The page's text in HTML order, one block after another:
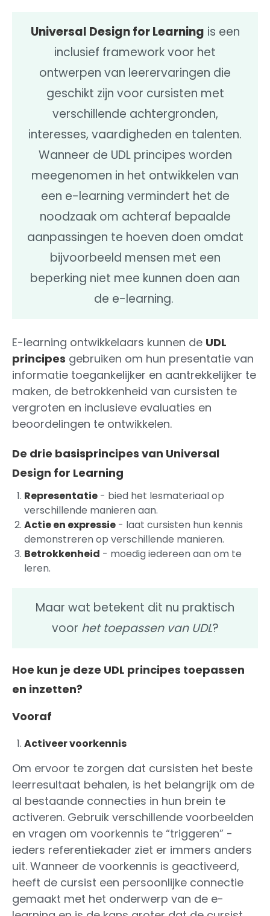
Universal Design for Learning is een
inclusief framework voor het
ontwerpen van leerervaringen die
geschikt zijn voor cursisten met
verschillende achtergronden,
interesses, vaardigheden en talenten.
Wanneer de UDL principes worden
meegenomen in het ontwikkelen van
een e-learning vermindert het de
noodzaak om achteraf bepaalde
aanpassingen te hoeven doen omdat
bijvoorbeeld mensen met een
beperking niet mee kunnen doen aan
de e-learning.
E-learning ontwikkelaars kunnen de UDL
principes gebruiken om hun presentatie van
informatie toegankelijker en aantrekkelijker te
maken, de betrokkenheid van cursisten te
vergroten en inclusieve evaluaties en
beoordelingen te ontwikkelen.
De drie basisprincipes van Universal
Design for Learning
Representatie - bied het lesmateriaal op
verschillende manieren aan.
Actie en expressie - laat cursisten hun kennis
demonstreren op verschillende manieren.
Betrokkenheid - moedig iedereen aan om te
leren.
Maar wat betekent dit nu praktisch
voor het toepassen van UDL?
Hoe kun je deze UDL principes toepassen
en inzetten?
Vooraf
Activeer voorkennis
Om ervoor te zorgen dat cursisten het beste
leerresultaat behalen, is het belangrijk om de
al bestaande connecties in hun brein te
activeren. Gebruik verschillende voorbeelden
en vragen om voorkennis te “triggeren” -
ieders referentiekader ziet er immers anders
uit. Wanneer de voorkennis is geactiveerd,
heeft de cursist een persoonlijke connectie
gemaakt met het onderwerp van de e-